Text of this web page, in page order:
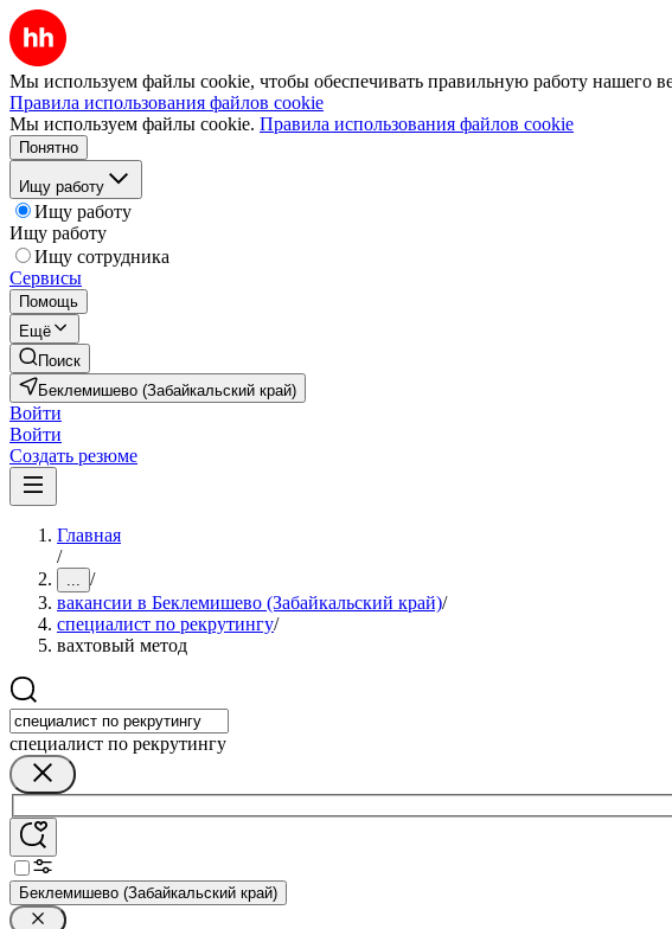
Мы используем файлы cookie, чтобы обеспечивать правильную работу нашего
Правила использования файлов cookie
Мы используем файлы cookie. Правила использования файлов cookie
Понятно
Ищу работу
Ищу работу
Ищу работу
Ищу сотрудника
Сервисы
Помощь
Ещё
Поиск
Беклемишево (Забайкальский край)
Войти
Войти
Создать резюме
Главная
/
... /
вакансии в Беклемишево (Забайкальский край)/
специалист по рекрутингу/
вахтовый метод
специалист по рекрутингу
Беклемишево (Забайкальский край)